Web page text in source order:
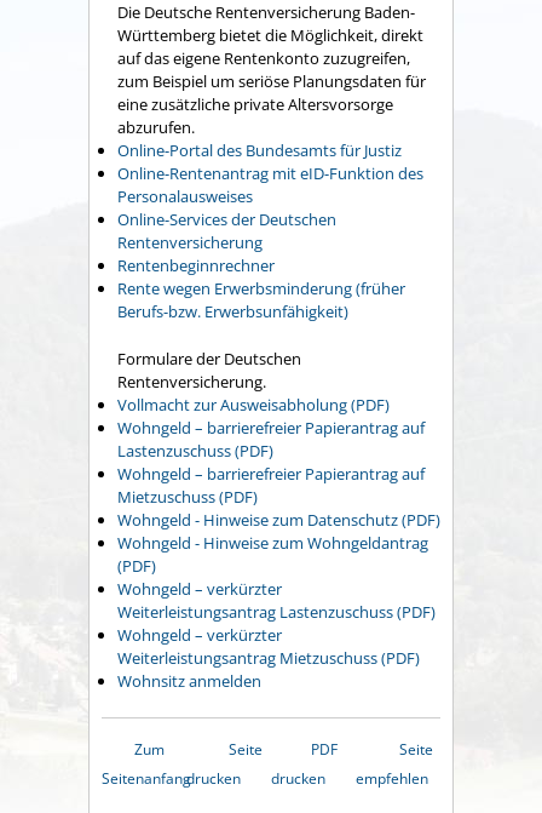
Die Deutsche Rentenversicherung Baden-
Württemberg bietet die Möglichkeit, direkt
auf das eigene Rentenkonto zuzugreifen,
zum Beispiel um seriöse Planungsdaten für
eine zusätzliche private Altersvorsorge
abzurufen.
Online-Portal des Bundesamts für Justiz
Online-Rentenantrag mit eID-Funktion des
Personalausweises
Online-Services der Deutschen
Rentenversicherung
Rentenbeginnrechner
Rente wegen Erwerbsminderung (früher
Berufs-bzw. Erwerbsunfähigkeit)
Formulare der Deutschen
Rentenversicherung.
Vollmacht zur Ausweisabholung (PDF)
Wohngeld – barrierefreier Papierantrag auf
Lastenzuschuss (PDF)
Wohngeld – barrierefreier Papierantrag auf
Mietzuschuss (PDF)
Wohngeld - Hinweise zum Datenschutz (PDF)
Wohngeld - Hinweise zum Wohngeldantrag
(PDF)
Wohngeld – verkürzter
Weiterleistungsantrag Lastenzuschuss (PDF)
Wohngeld – verkürzter
Weiterleistungsantrag Mietzuschuss (PDF)
Wohnsitz anmelden
Zum
Seitenanfang
Seite
drucken
PDF
drucken
Seite
empfehlen